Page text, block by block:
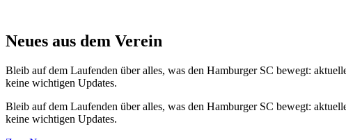
Neues aus dem Verein
Bleib auf dem Laufenden über alles, was den Hamburger SC bewegt:
keine wichtigen Updates.
Bleib auf dem Laufenden über alles, was den Hamburger SC bewegt:
keine wichtigen Updates.